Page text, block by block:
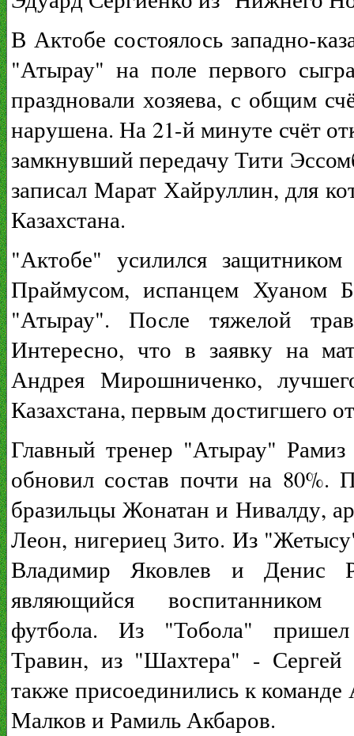
В Актобе состоялось западно-
"Атырау" на поле первого
праздновали хозяева, с общим
нарушена. На 21-й минуте счёт
замкнувший передачу Тити
записал Марат Хайруллин, для
Казахстана.
"Актобе" усилился
Праймусом, испанцем Хуаном
"Атырау". После тяжелой
Интересно, что в заявку на
Андрея Мирошниченко,
Казахстана, первым достигшего
Главный тренер "Атырау"
обновил состав почти на 80%.
бразильцы Жонатан и Нивалду,
Леон, нигериец Зито. Из
Владимир Яковлев и Денис
являющийся воспитанником
футбола. Из "Тобола"
Травин, из "Шахтера" -
также присоединились к команде
Малков и Рамиль Акбаров.